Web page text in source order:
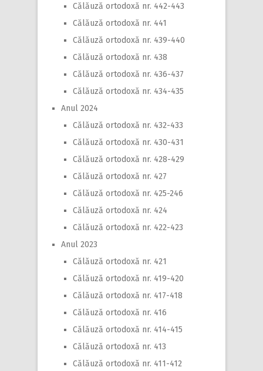
Călăuză ortodoxă nr. 442-443
Călăuză ortodoxă nr. 441
Călăuză ortodoxă nr. 439-440
Călăuză ortodoxă nr. 438
Călăuză ortodoxă nr. 436-437
Călăuză ortodoxă nr. 434-435
Anul 2024
Călăuză ortodoxă nr. 432-433
Călăuză ortodoxă nr. 430-431
Călăuză ortodoxă nr. 428-429
Călăuză ortodoxă nr. 427
Călăuză ortodoxă nr. 425-246
Călăuză ortodoxă nr. 424
Călăuză ortodoxă nr. 422-423
Anul 2023
Călăuză ortodoxă nr. 421
Călăuză ortodoxă nr. 419-420
Călăuză ortodoxă nr. 417-418
Călăuză ortodoxă nr. 416
Călăuză ortodoxă nr. 414-415
Călăuză ortodoxă nr. 413
Călăuză ortodoxă nr. 411-412